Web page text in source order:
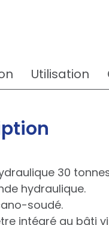
Utilisation
30
hydraulique.
soudé.
intégré au bâti